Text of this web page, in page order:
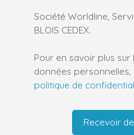
Société Worldline,
BLOIS CEDEX.
Pour en savoir plus
données
politique de
Recevoir